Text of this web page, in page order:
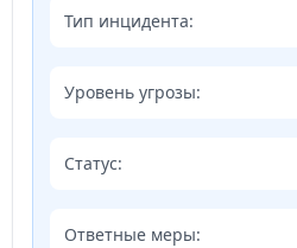
Тип инцидента:
Уровень угрозы:
Статус:
Ответные меры: